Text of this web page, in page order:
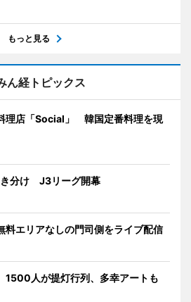
もっと見る
ん経トピックス
理店「Social」 韓国定番料理を現
き分け J3リーグ開幕
料エリアなしの門司側をライブ配信
人が提灯行列、多幸アートも